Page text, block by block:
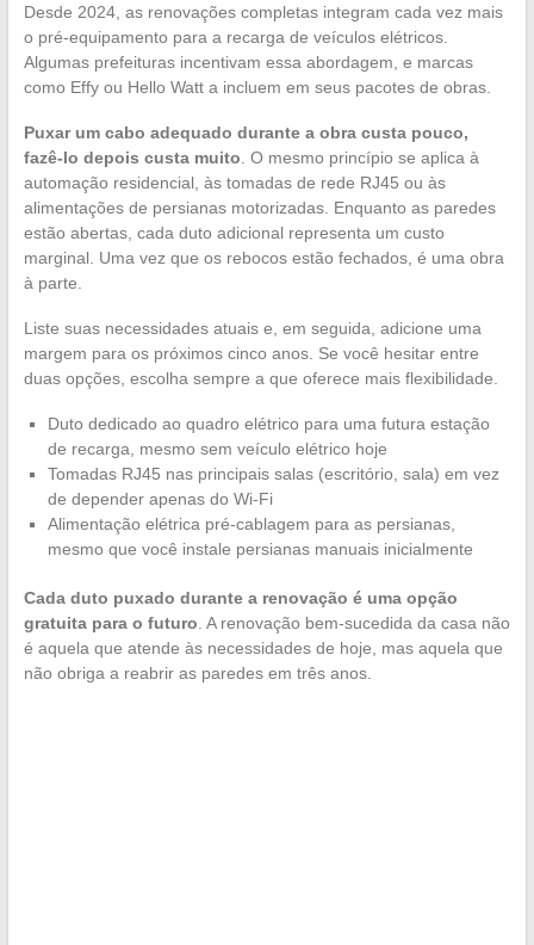
Desde 2024, as renovações completas integram cada vez mais
o pré-equipamento para a recarga de veículos elétricos.
Algumas prefeituras incentivam essa abordagem, e marcas
como Effy ou Hello Watt a incluem em seus pacotes de obras.
Puxar um cabo adequado durante a obra custa pouco,
fazê-lo depois custa muito. O mesmo princípio se aplica à
automação residencial, às tomadas de rede RJ45 ou às
alimentações de persianas motorizadas. Enquanto as paredes
estão abertas, cada duto adicional representa um custo
marginal. Uma vez que os rebocos estão fechados, é uma obra
à parte.
Liste suas necessidades atuais e, em seguida, adicione uma
margem para os próximos cinco anos. Se você hesitar entre
duas opções, escolha sempre a que oferece mais flexibilidade.
Duto dedicado ao quadro elétrico para uma futura estação
de recarga, mesmo sem veículo elétrico hoje
Tomadas RJ45 nas principais salas (escritório, sala) em vez
de depender apenas do Wi-Fi
Alimentação elétrica pré-cablagem para as persianas,
mesmo que você instale persianas manuais inicialmente
Cada duto puxado durante a renovação é uma opção
gratuita para o futuro. A renovação bem-sucedida da casa não
é aquela que atende às necessidades de hoje, mas aquela que
não obriga a reabrir as paredes em três anos.